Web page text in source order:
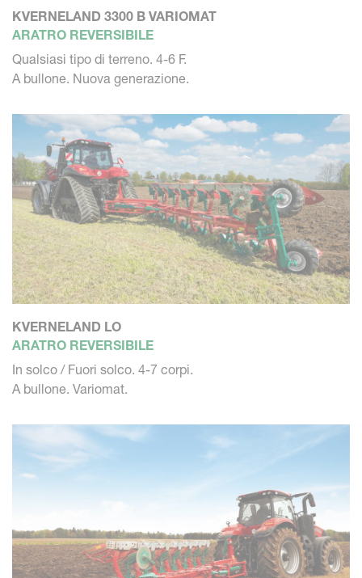
KVERNELAND 3300 B VARIOMAT
ARATRO REVERSIBILE
Qualsiasi tipo di terreno. 4-6 F.
A bullone. Nuova generazione.
KVERNELAND LO
ARATRO REVERSIBILE
In solco / Fuori solco. 4-7 corpi.
A bullone. Variomat.